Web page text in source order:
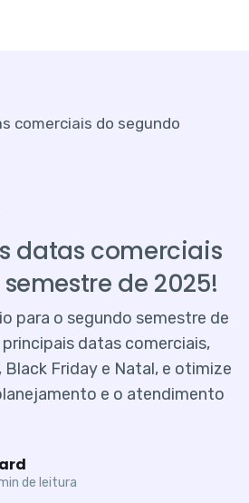
datas comerciais
de 2025!
para o segundo semestre de
datas comerciais,
Black Friday e Natal, e otimize
e o atendimento
de leitura